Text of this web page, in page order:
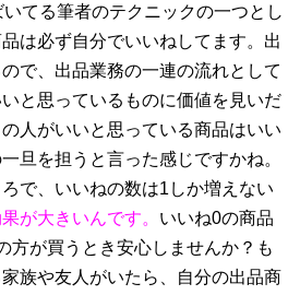
てる筆者のテクニックの一つとし
は必ず自分でいいねしてます。出
で、出品業務の一連の流れとして
と思っているものに価値を見いだ
人がいいと思っている商品はいい
旦を担うと言った感じですかね。
で、いいねの数は1しか増えない
が大きいんです。 いいね0の商品
方が買うとき安心しませんか？も
族や友人がいたら、自分の出品商